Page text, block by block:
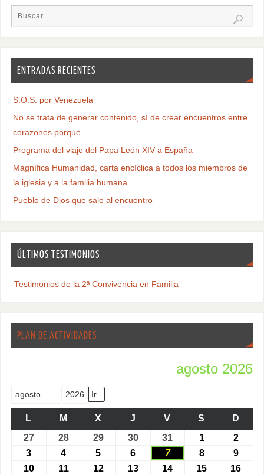
ENTRADAS RECIENTES
S.O.S. por Venezuela
No se trata de generar contenido, sí de crear encuentros entre
corazones porque …
Programa del viaje del Papa León XIV a España
Magnífica Humanidad, carta encíclica a todos los miembros de
la iglesia y a la familia humana
Pueblo de Dios que sale al encuentro
ÚLTIMOS TESTIMONIOS
Testimonios de la 2ª Convivencia en Familia
PLAN DE ACTIVIDADES
agosto 2026
Mes
Año
L M X J V S
D
27
28 29 30 31 1
2
3
4 5 6 7 8
9
10
11 12 13 14 15 16